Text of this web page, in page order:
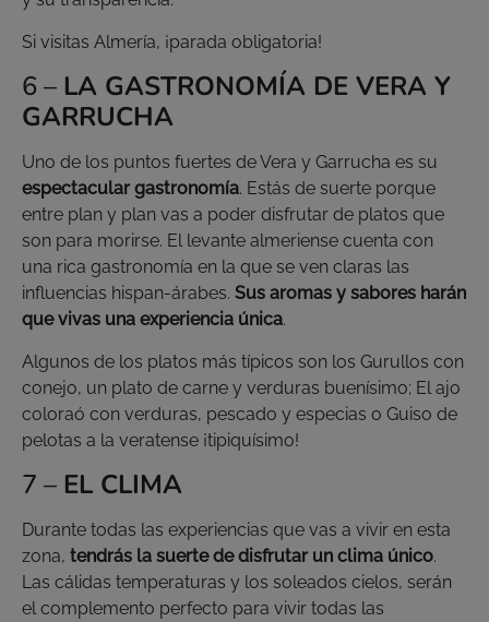
Si visitas Almería, ¡parada obligatoria!
6 – LA GASTRONOMÍA DE VERA Y
GARRUCHA
Uno de los puntos fuertes de Vera y Garrucha es su
espectacular gastronomía. Estás de suerte porque
entre plan y plan vas a poder disfrutar de platos que
son para morirse. El levante almeriense cuenta con
una rica gastronomía en la que se ven claras las
influencias hispan-árabes. Sus aromas y sabores harán
que vivas una experiencia única.
Algunos de los platos más típicos son los Gurullos con
conejo, un plato de carne y verduras buenísimo; El ajo
coloraó con verduras, pescado y especias o Guiso de
pelotas a la veratense ¡tipiquísimo!
7 – EL CLIMA
Durante todas las experiencias que vas a vivir en esta
zona, tendrás la suerte de disfrutar un clima único.
Las cálidas temperaturas y los soleados cielos, serán
el complemento perfecto para vivir todas las